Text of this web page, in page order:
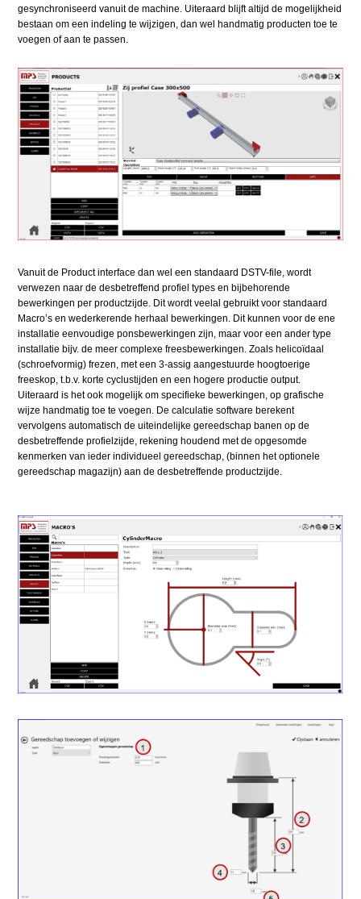
gesynchroniseerd vanuit de machine. Uiteraard blijft altijd de mogelijkheid
bestaan om een indeling te wijzigen, dan wel handmatig producten toe te
voegen of aan te passen.
Vanuit de Product interface dan wel een standaard DSTV-file, wordt
verwezen naar de desbetreffend profiel types en bijbehorende
bewerkingen per productzijde. Dit wordt veelal gebruikt voor standaard
Macro’s en wederkerende herhaal bewerkingen. Dit kunnen voor de ene
installatie eenvoudige ponsbewerkingen zijn, maar voor een ander type
installatie bijv. de meer complexe freesbewerkingen. Zoals helicoїdaal
(schroefvormig) frezen, met een 3-assig aangestuurde hoogtoerige
freeskop, t.b.v. korte cyclustijden en een hogere productie output.
Uiteraard is het ook mogelijk om specifieke bewerkingen, op grafische
wijze handmatig toe te voegen. De calculatie software berekent
vervolgens automatisch de uiteindelijke gereedschap banen op de
desbetreffende profielzijde, rekening houdend met de opgesomde
kenmerken van ieder individueel gereedschap, (binnen het optionele
gereedschap magazijn) aan de desbetreffende productzijde.